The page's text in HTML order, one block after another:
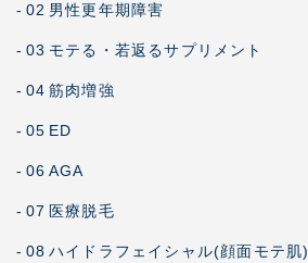
- 02 男性更年期障害
- 03 モテる・若返るサプリメント
- 04 筋肉増強
- 05 ED
- 06 AGA
- 07 医療脱毛
- 08 ハイドラフェイシャル(顔面モテ肌)